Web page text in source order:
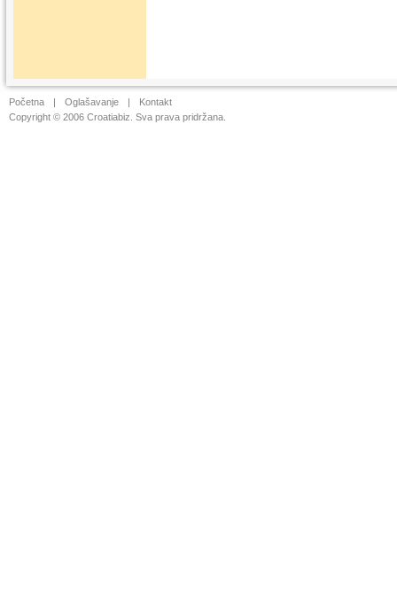
Početna | Oglašavanje |
Kontakt
Copyright © 2006 Croatiabiz. Sva prava pridržana.